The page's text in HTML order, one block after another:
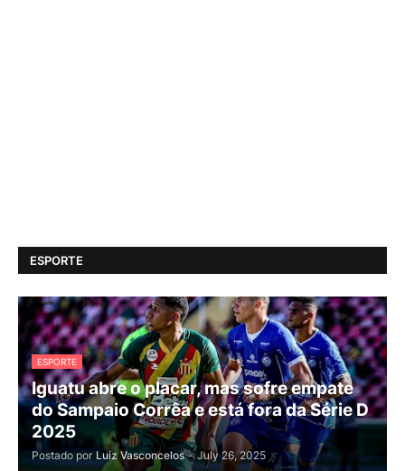
ESPORTE
ESPORTE
Iguatu abre o placar, mas sofre empate
do Sampaio Corrêa e está fora da Série D
2025
Postado por Luiz Vasconcelos - July 26, 2025